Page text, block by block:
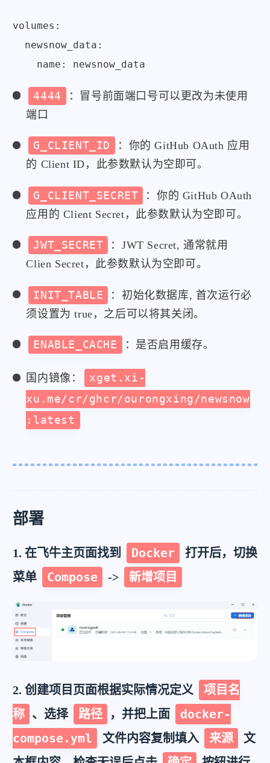
volumes:
  newsnow_data:
4444
：冒号前面端口号可以更改为未使用
端口
G_CLIENT_ID
：你的 GitHub OAuth 应用
的 Client ID，此参数默认为空即可。
G_CLIENT_SECRET
：你的 GitHub OAuth
应用的 Client Secret，此参数默认为空即可。
JWT_SECRET
：JWT Secret, 通常就用
Clien Secret，此参数默认为空即可。
INIT_TABLE
：初始化数据库, 首次运行必
须设置为 true，之后可以将其关闭。
ENABLE_CACHE ：是否启用缓存。
国内镜像：
xget.xi-
xu.me/cr/ghcr/ourongxing/newsnow
:latest
部署
1. 在飞牛主页面找到 Docker
打开后，切换
菜单
Compose -> 新增项目
2. 创建项目页面根据实际情况定义
项目名
称 、选择 路径 ，并把上面
docker-
compose.yml
文件内容复制填入 来源
文